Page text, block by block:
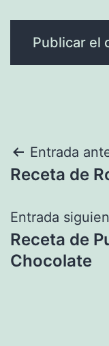
de
Entrada
Receta de
Entrada
Receta de
Chocolate